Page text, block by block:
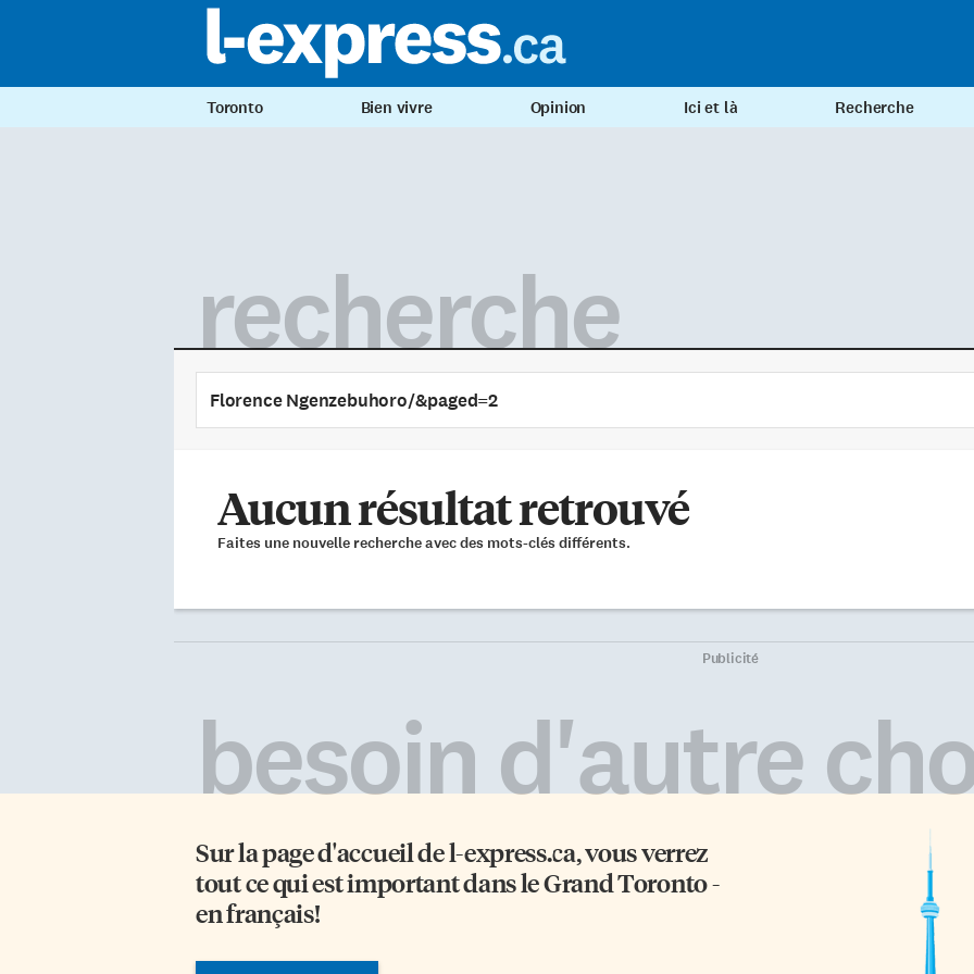
Toronto Bien vivre Opinion Ici et là Recherche
recherche
Aucun résultat retrouvé
Faites une nouvelle recherche avec des mots-clés différents.
Publicité
besoin d'autre
Sur la page d'accueil del-express.ca, vous verrez
tout ce qui est important dans le Grand Toronto -
en français!